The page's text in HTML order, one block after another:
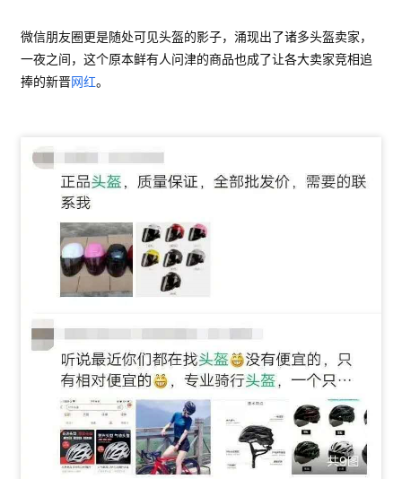
微信朋友圈更是随处可见头盔的影子，涌现出了诸多头盔卖家，
一夜之间，这个原本鲜有人问津的商品也成了让各大卖家竞相追
捧的新晋网红。